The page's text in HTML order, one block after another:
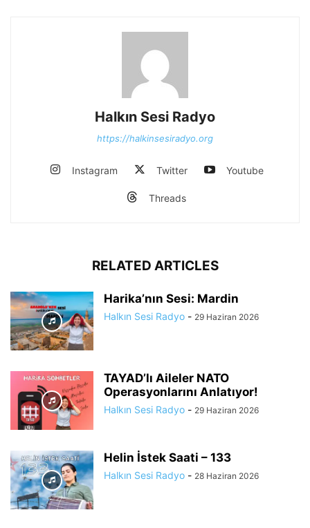
Halkın Sesi Radyo
https://halkinsesiradyo.org
Instagram Twitter Youtube
Threads
RELATED ARTICLES
Harika’nın Sesi: Mardin
Halkın Sesi Radyo - 29 Haziran 2026
TAYAD’lı Aileler NATO
Operasyonlarını Anlatıyor!
Halkın Sesi Radyo - 29 Haziran 2026
Helin İstek Saati – 133
Halkın Sesi Radyo - 28 Haziran 2026